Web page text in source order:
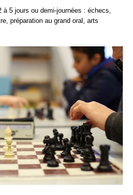
5 jours ou demi-journées : échecs,
préparation au grand oral, arts